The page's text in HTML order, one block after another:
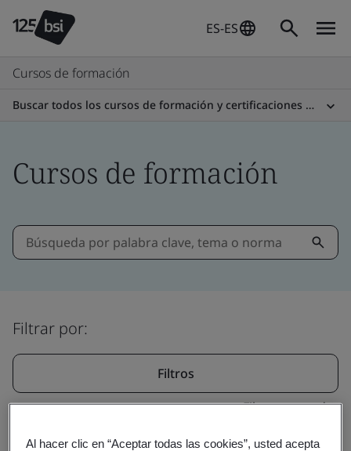
ES-ES
Cursos de formación
Buscar todos los cursos de formación y certificaciones profesionales
Cursos de formación
Filtrar por:
Filtros
Filtro avanzado
Al hacer clic en “Aceptar todas las cookies”, usted acepta